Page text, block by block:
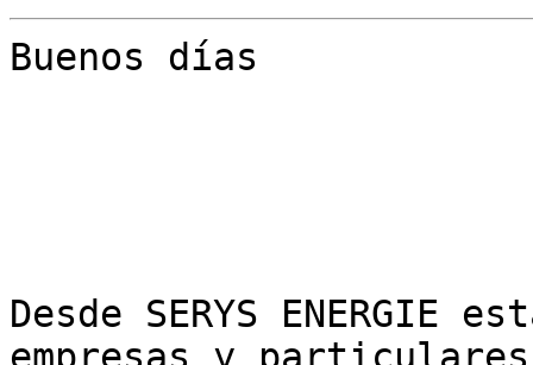
Buenos días
Desde SERYS ENERGIE